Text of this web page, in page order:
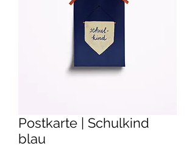
Postkarte | Schulkind
blau